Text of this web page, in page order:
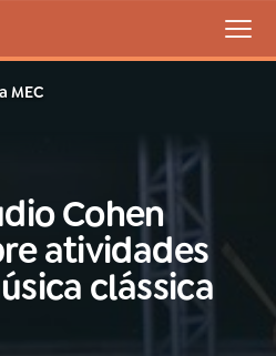
MEC
Cohen
atividades
clássica